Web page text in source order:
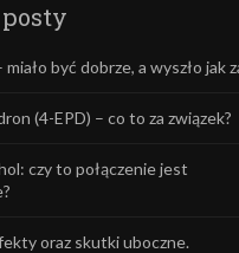
być dobrze, a wyszło jak
(4-EPD) – co to za związek?
czy to połączenie jest
oraz skutki uboczne.